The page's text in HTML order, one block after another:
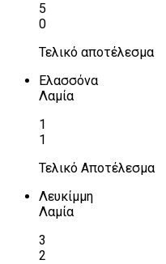
5
0
Τελικό αποτέλεσμα
Ελασσόνα
Λαμία
1
1
Τελικό Αποτέλεσμα
Λευκίμμη
Λαμία
3
2